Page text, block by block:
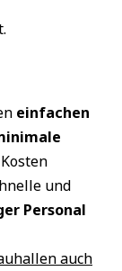
einfachen
und
Personal
auch